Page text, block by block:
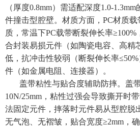
（厚度0.8mm）需适配深度1.0-
件撞击型腔壁。材质方面，PC材质载
质，常温下PC载带断裂伸长率
合封装易损元件（如陶瓷电容、高精
低，抗冲击性较弱（断裂伸长率
件（如金属电阻、连接器）。
盖带粘性与贴合度辅助防摔。盖
10N/25mm，粘性过强会导致撕开时
法固定元件，摔落时元件易从型腔脱
无气泡、无褶皱，贴合宽度≥2mm，